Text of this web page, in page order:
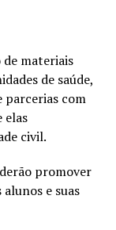
materiais
de saúde,
parcerias com
elas
civil.
promover
e suas